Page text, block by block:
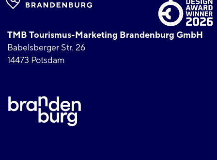
TMB Tourismus-Marketing Brandenburg GmbH
Babelsberger Str. 26
14473 Potsdam